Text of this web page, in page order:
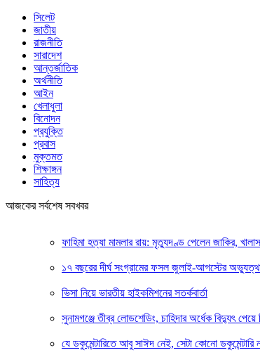
সিলেট
জাতীয়
রাজনীতি
সারাদেশ
আন্তর্জাতিক
অর্থনীতি
আইন
খেলাধুলা
বিনোদন
প্রযুক্তি
প্রবাস
মুক্তমত
শিক্ষাঙ্গন
সাহিত্য
আজকের সর্বশেষ সবখবর
ফাহিমা হত্যা মামলার রায়: মৃত্যুদণ্ড পেলেন জাকির,
১৭ বছরের দীর্ঘ সংগ্রামের ফসল জুলাই-আগস্টের
ভিসা নিয়ে ভারতীয় হাইকমিশনের সতর্কবার্তা
সুনামগঞ্জে তীব্র লোডশেডিং, চাহিদার অর্ধেক বিদ্যুৎ
যে ডকুমেন্টারিতে আবু সাঈদ নেই, সেটা কোনো ডকুমেন্টারি